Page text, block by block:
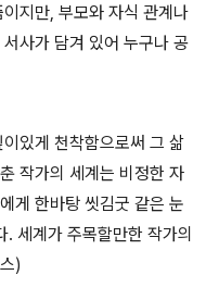
지만, 부모와 자식 관계나
사가 담겨 있어 누구나 공
있게 천착함으로써 그 삶
작가의 세계는 비정한 자
게 한바탕 씻김굿 같은 눈
세계가 주목할만한 작가의
)